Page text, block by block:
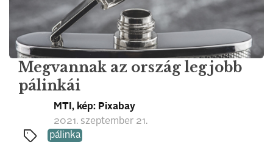
Megvannak az ország legjobb
pálinkái
MTI, kép: Pixabay
2021. szeptember 21.
pálinka